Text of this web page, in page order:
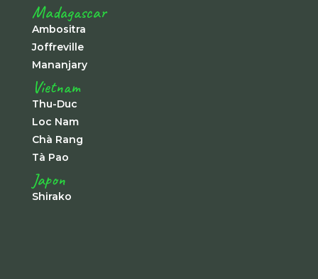
Madagascar
Ambositra
Joffreville
Mananjary
Vietnam
Thu-Duc
Loc Nam
Chà Rang
Tà Pao
Japon
Shirako